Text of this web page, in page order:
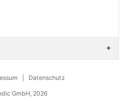
Datenschutz
GmbH, 2026